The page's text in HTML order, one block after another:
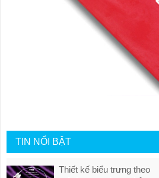
TIN NỔI BẬT
Thiết kế biểu trưng theo